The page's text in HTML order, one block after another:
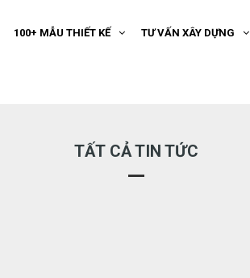
100+ MẪU THIẾT KẾ TƯ VẤN XÂY DỰNG
TẤT CẢ TIN TỨC